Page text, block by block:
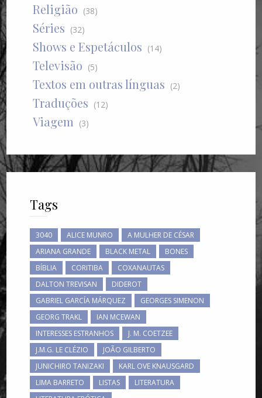
Religião (38)
Séries (32)
Shows e Espetáculos (14)
Televisão (5)
Textos em outras línguas (2)
Traduções (12)
Viagem (3)
Tags
3040 ALICE MUNRO
A MULHER DE CÉSAR
ARIANA GRANDE
BLACK METAL
BONES
BÍBLIA
CORITIBA
COXANAUTAS
DALTON TREVISAN
DIDEROT
GABRIEL GARCÍA MÁRQUEZ
GEORGES SIMENON
GEORG TRAKL
IAN MCEWAN
INTERESSES ESTRANHOS
J. M. COETZEE
J.M.G. LE CLÉZIO
JOÃO GILBERTO
JUNICHIRO TANIZAKI
KARL OVE KNAUSGARD
LIMA BARRETO
LISTAS
LITERATURA